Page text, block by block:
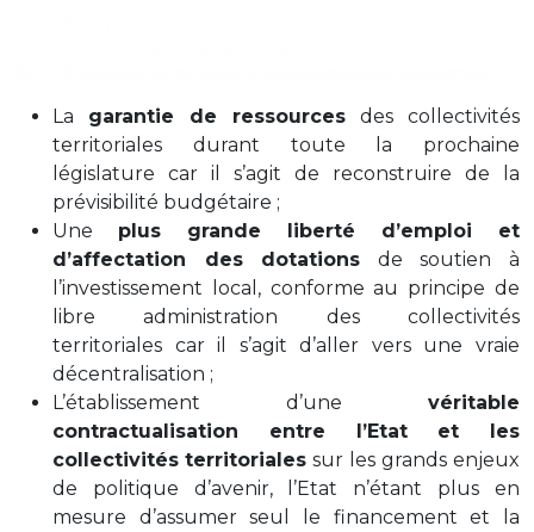
La garantie de ressources des collectivités
territoriales durant toute la prochaine
législature car il s’agit de reconstruire de la
prévisibilité budgétaire ;
Une plus grande liberté d’emploi et
d’affectation des dotations de soutien à
l’investissement local, conforme au principe de
libre administration des collectivités
territoriales car il s’agit d’aller vers une vraie
décentralisation ;
L’établissement d’une véritable
contractualisation entre l’Etat et les
collectivités territoriales sur les grands enjeux
de politique d’avenir, l’Etat n’étant plus en
mesure d’assumer seul le financement et la